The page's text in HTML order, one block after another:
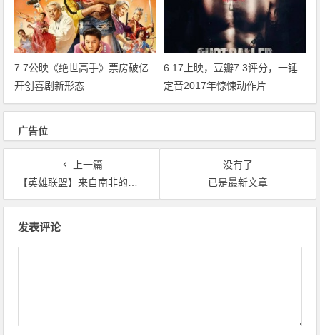
7.7公映《绝世高手》票房破亿
开创喜剧新形态
6.17上映，豆瓣7.3评分，一锤
定音2017年惊悚动作片
广告位
上一篇
【英雄联盟】来自南非的超级科幻电影
没有了
已是最新文章
发表评论